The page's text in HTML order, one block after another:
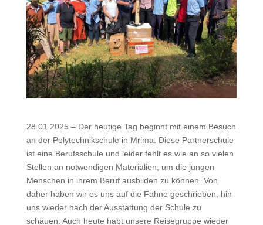
28.01.2025 – Der heutige Tag beginnt mit einem Besuch
an der Polytechnikschule in Mrima. Diese Partnerschule
ist eine Berufsschule und leider fehlt es wie an so vielen
Stellen an notwendigen Materialien, um die jungen
Menschen in ihrem Beruf ausbilden zu können. Von
daher haben wir es uns auf die Fahne geschrieben, hin
uns wieder nach der Ausstattung der Schule zu
schauen. Auch heute habt unsere Reisegruppe wieder